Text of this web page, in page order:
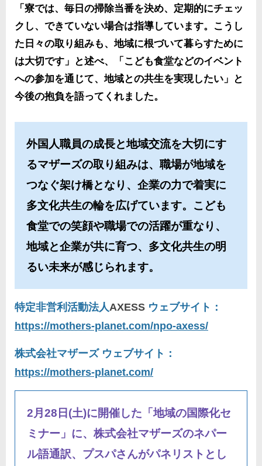
「寮では、毎日の掃除当番を決め、定期的にチェッ
クし、できていない場合は指導しています。こうし
た日々の取り組みも、地域に根づいて暮らすために
は大切です」と述べ、「こども食堂などのイベント
への参加を通じて、地域との共生を実現したい」と
今後の抱負を語ってくれました。
外国人職員の成長と地域交流を大切にす
るマザーズの取り組みは、職場が地域を
つなぐ架け橋となり、企業の力で着実に
多文化共生の輪を広げています。こども
食堂での笑顔や職場での活躍が重なり、
地域と企業が共に育つ、多文化共生の明
るい未来が感じられます。
特定非営利活動法人AXESS ウェブサイト：
https://mothers-planet.com/npo-axess/
株式会社マザーズ ウェブサイト：
https://mothers-planet.com/
2月28日(土)に開催した「地域の国際化セ
ミナー」に、株式会社マザーズのネパー
ル語通訳、プスパさんがパネリストとし